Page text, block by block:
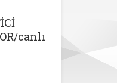
canlı